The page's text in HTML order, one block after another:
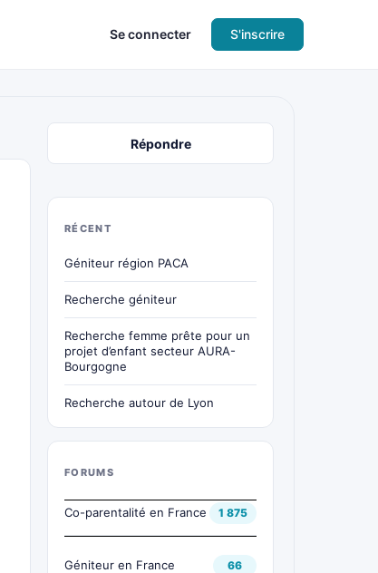
Se connecter S'inscrire
Répondre
RÉCENT
Géniteur région PACA
Recherche géniteur
Recherche femme prête pour un
projet d’enfant secteur AURA-
Bourgogne
Recherche autour de Lyon
FORUMS
Co-parentalité en France 1 875
Géniteur en France 66